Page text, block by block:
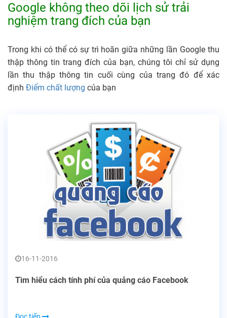
Google không theo dõi lịch sử trải
nghiệm trang đích của bạn
Trong khi có thể có sự trì hoãn giữa những lần Google thu
thập thông tin trang đích của bạn, chúng tôi chỉ sử dụng
lần thu thập thông tin cuối cùng của trang đó để xác
định Điểm chất lượng của bạn
16-11-2016
Tìm hiểu cách tính phí của quảng cáo Facebook